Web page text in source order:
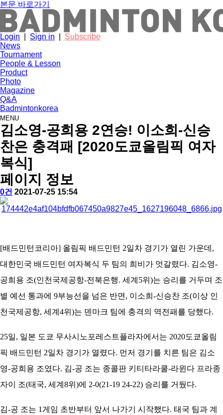
본문 바로가기
Login Sign in
Subscribe
News
Tournament
People & Lesson
Product
Photo
Magazine
Q&A
Badmintonkorea
MENU
tournament
김소영-공희용 2연승! 이소희-신승
찬은 충격패 [2020도쿄올림픽 여자
복식]
페이지 정보
작
성
자
배
드
민
아
댓
글
0건 작
일
2021-07-25 15:54
본
[배드민턴코리아] 올림픽 배드민턴 2일차 경기가 열린 가운데,
대한민국 배드민턴 여자복식 두 팀의 희비가 엇갈렸다. 김소영-
공희용 조(인천국제공항-전북은행. 세계5위)는 승리를 거두며 조
별 예선 통과에 9부능선을 넘은 반면, 이소희-신승찬 조(이상 인
천국제공항, 세계4위)는 덴마크 팀에 충격의 역전패를 당했다.
25일, 일본 도쿄 무사시노포레스트플라자에서는 2020도쿄올림
픽 배드민턴 2일차 경기가 열렸다. 먼저 경기를 치른 팀은 김소
영-공희용 조였다. 김-공 조는 종콜판 키티타라쿨-라윈다 프라종
자이 조(태국, 세계8위)에 2-0(21-19 24-22) 승리를 거뒀다.
김-공 조는 1게임 초반부터 앞서 나가기 시작했다. 태국 팀과 계